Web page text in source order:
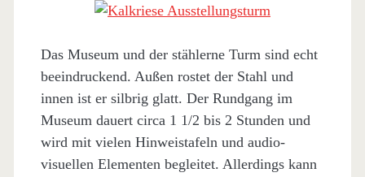
Das Museum und der stählerne Turm sind echt
beeindruckend. Außen rostet der Stahl und
innen ist er silbrig glatt. Der Rundgang im
Museum dauert circa 1 1/2 bis 2 Stunden und
wird mit vielen Hinweistafeln und audio-
visuellen Elementen begleitet. Allerdings kann